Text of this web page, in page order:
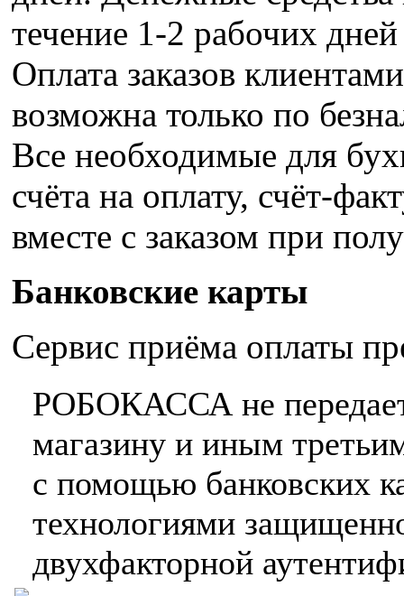
течение 1-2 рабочих
Оплата заказов
возможна только по
Все необходимые для
счёта на оплату, счёт-
вместе с заказом при
Банковские карты
Сервис приёма оплаты
РОБОКАССА не
магазину и иным
с помощью банковских
технологиями
двухфакторной